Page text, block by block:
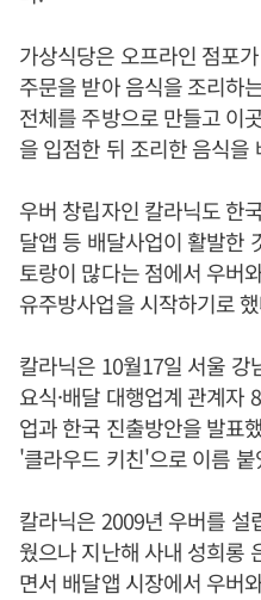
가상식당은 오프라인 점포
주문을 받아 음식을 조리하
전체를 주방으로 만들고 이
을 입점한 뒤 조리한 음식을
우버 창립자인 칼라닉도 한
달앱 등 배달사업이 활발한
토랑이 많다는 점에서 우버
유주방사업을 시작하기로
칼라닉은 10월17일 서울 강
요식·배달 대행업계 관계자
업과 한국 진출방안을 발표
'클라우드 키친'으로 이름 붙
칼라닉은 2009년 우버를 설
웠으나 지난해 사내 성희롱
면서 배달앱 시장에서 우버